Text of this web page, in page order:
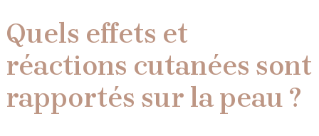
Quels effets et
réactions cutanées sont
rapportés sur la peau ?